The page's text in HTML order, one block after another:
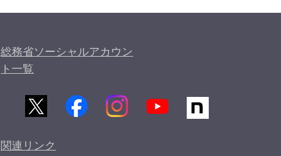
総務省ソーシャルアカウン
ト一覧
関連リンク